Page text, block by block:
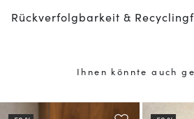
Rückverfolgbarkeit &
Ihnen könnte auch